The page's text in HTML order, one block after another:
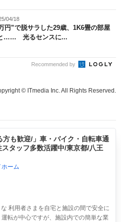
04/18
円”で脱サラした29歳、1K6畳の部屋
…… 光るセンスに...
Recommended by
© ITmedia Inc. All Rights Reserved.
方も歓迎/」車・バイク・自転車通
タッフ多数活躍中/東京都/八王
ーム
利用者さまを自宅と施設の間で安全に
転が中心ですが、施設内での簡単な業